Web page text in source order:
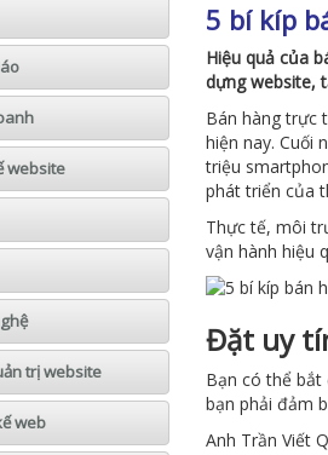
website
trị website
web
5 bí kíp
Hiệu quả của
dựng website,
Bán hàng trực
hiện nay. Cuối
triệu
phát triển của
Thực tế, môi
vận hành hiệu
Đặt uy
Bạn có thể
bạn phải đảm
Anh Trần Viết